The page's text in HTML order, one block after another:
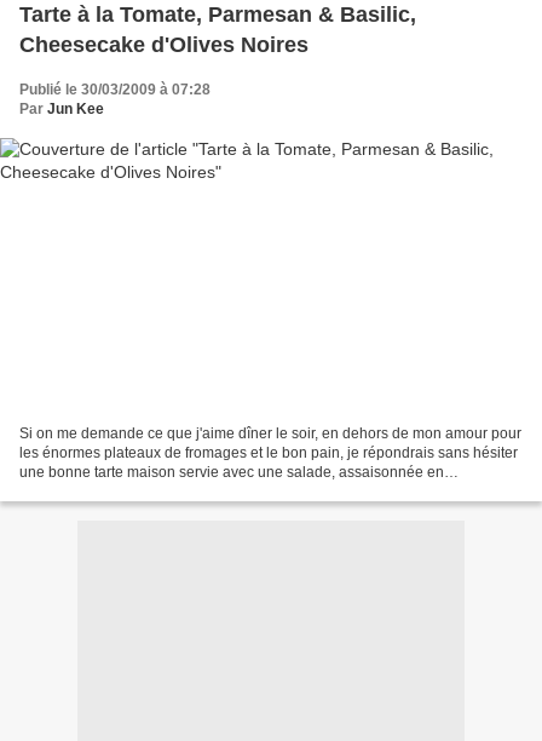
Tarte à la Tomate, Parmesan & Basilic,
Cheesecake d'Olives Noires
Publié le 30/03/2009 à 07:28
Par Jun Kee
Si on me demande ce que j'aime dîner le soir, en dehors de mon amour pour
les énormes plateaux de fromages et le bon pain, je répondrais sans hésiter
une bonne tarte maison servie avec une salade, assaisonnée en